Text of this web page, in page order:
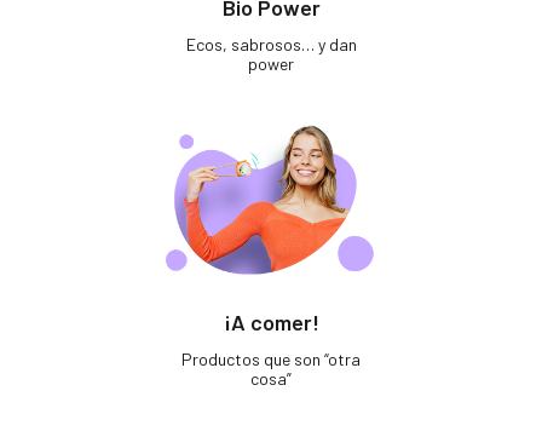
Bio Power
Ecos, sabrosos… y dan
power
¡A comer!
Productos que son “otra
cosa”